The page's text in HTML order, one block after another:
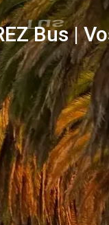
Bus |
Tus